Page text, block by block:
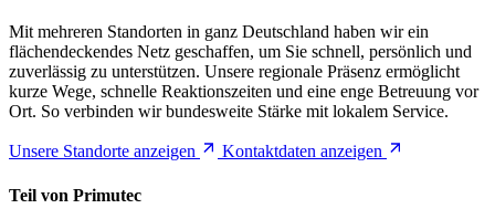
Mit mehreren Standorten in ganz Deutschland haben wir ein
flächendeckendes Netz geschaffen, um Sie schnell, persönlich und
zuverlässig zu unterstützen. Unsere regionale Präsenz ermöglicht
kurze Wege, schnelle Reaktionszeiten und eine enge Betreuung vor
Ort. So verbinden wir bundesweite Stärke mit lokalem Service.
Unsere Standorte anzeigen Kontaktdaten anzeigen
Teil von Primutec